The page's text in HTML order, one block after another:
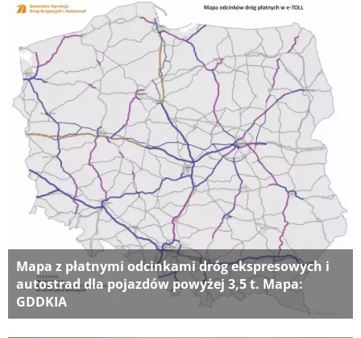
Mapa z płatnymi odcinkami dróg ekspresowych i
autostrad dla pojazdów powyżej 3,5 t. Mapa:
GDDKIA